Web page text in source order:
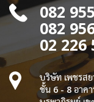
082
082
02 226
บริษัท เพชรส
ชั้น 6 - 8 อาค